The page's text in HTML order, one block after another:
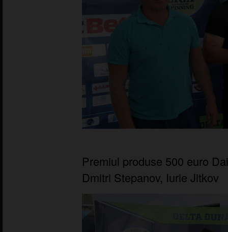
Premiul produse 500 euro
Dmitri Stepanov, Iurie Jitkov